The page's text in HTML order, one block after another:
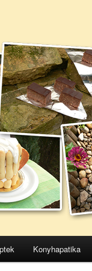
Konyhapatika